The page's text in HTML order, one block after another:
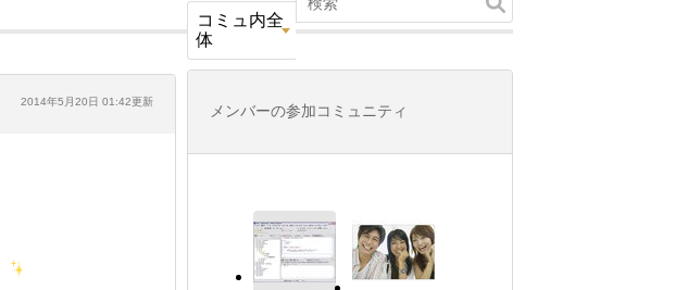
コミュ内全
体
2014年5月20日 01:42更新
メンバーの参加コミュニティ